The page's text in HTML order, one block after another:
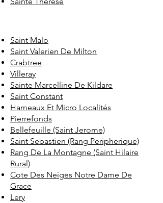
Saint Malo
Saint Valerien De Milton
Crabtree
Villeray
Sainte Marcelline De Kildare
Saint Constant
Hameaux Et Micro Localités
Pierrefonds
Bellefeuille (Saint Jerome)
Saint Sebastien (Rang Peripherique)
Rang De La Montagne (Saint Hilaire
Rural)
Cote Des Neiges Notre Dame De
Grace
Lery